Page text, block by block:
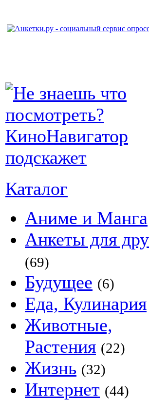
Каталог
Аниме и Манга
Анкеты для
(69)
Будущее (6)
Еда, Кулинария
Животные,
Растения (22)
Жизнь (32)
Интернет (44)